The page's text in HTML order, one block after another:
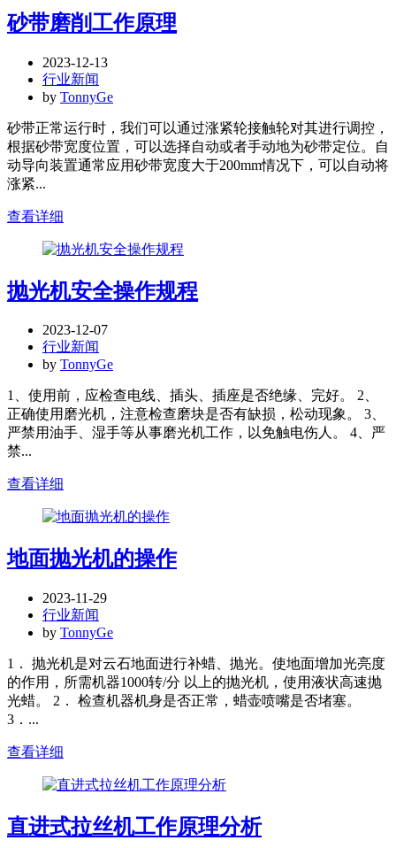
砂带磨削工作原理
2023-12-13
行业新闻
by TonnyGe
砂带正常运行时，我们可以通过涨紧轮接触轮对其进行调控，
根据砂带宽度位置，可以选择自动或者手动地为砂带定位。自
动导向装置通常应用砂带宽度大于200mm情况下，可以自动将
涨紧...
查看详细
抛光机安全操作规程
2023-12-07
行业新闻
by TonnyGe
1、使用前，应检查电线、插头、插座是否绝缘、完好。 2、
正确使用磨光机，注意检查磨块是否有缺损，松动现象。 3、
严禁用油手、湿手等从事磨光机工作，以免触电伤人。 4、严
禁...
查看详细
地面抛光机的操作
2023-11-29
行业新闻
by TonnyGe
1． 抛光机是对云石地面进行补蜡、抛光。使地面增加光亮度
的作用，所需机器1000转/分 以上的抛光机，使用液状高速抛
光蜡。 2． 检查机器机身是否正常，蜡壶喷嘴是否堵塞。
3．...
查看详细
直进式拉丝机工作原理分析